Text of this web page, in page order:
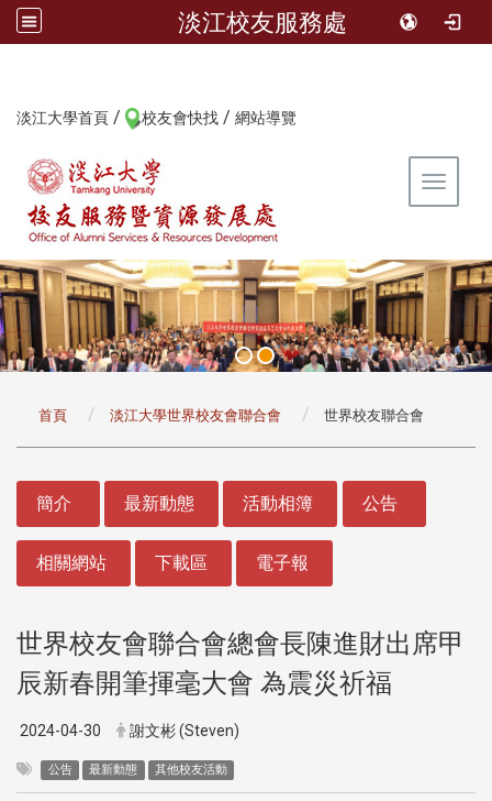
淡江校友服務處
淡江大學首頁 / 校友會快找 / 網站導覽
Toggle
首頁 淡江大學世界校友會聯合會 世界校友聯合會
簡介 最新動態 活動相簿 公告
相關網站 下載區 電子報
世界校友會聯合會總會長陳進財出席甲
辰新春開筆揮毫大會 為震災祈福
2024-04-30 謝文彬 (Steven)
公告 最新動態 其他校友活動